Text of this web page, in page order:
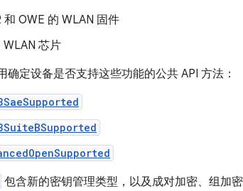
和 OWE 的 WLAN 固件
WLAN 芯片
定设备是否支持这些功能的公共 API 方法：
包含新的密钥管理类型，以及成对加密、组加